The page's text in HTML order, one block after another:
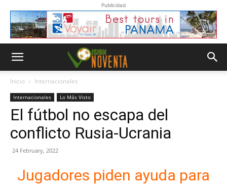
Publicidad
Inicio Internacionales
Internacionales Lo Más Visto
El fútbol no escapa del
conflicto Rusia-Ucrania
24 February, 2022
Jugadores piden ayuda para